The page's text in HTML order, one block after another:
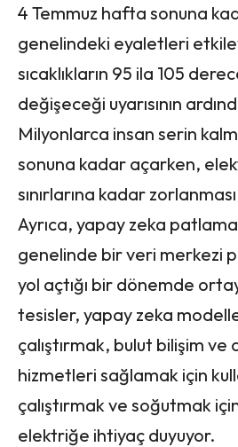
4 Temmuz hafta sonuna
genelindeki eyaletleri
sıcaklıkların 95 ila 105
değişeceği uyarısının
Milyonlarca insan serin
sonuna kadar açarken,
sınırlarına kadar
Ayrıca, yapay zeka
genelinde bir veri merkezi
yol açtığı bir dönemde
tesisler, yapay zeka
çalıştırmak, bulut bilişim
hizmetleri sağlamak için
çalıştırmak ve soğutmak
elektriğe ihtiyaç duyuyor.